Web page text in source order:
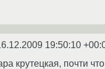
19:50:10
крутецкая, почти